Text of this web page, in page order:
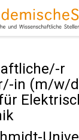
r
in (m/w/